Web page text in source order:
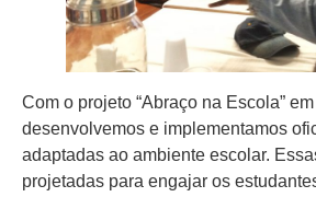
Com o projeto “Abraço na Escola”
desenvolvemos e implementamos
adaptadas ao ambiente escolar.
projetadas para engajar os